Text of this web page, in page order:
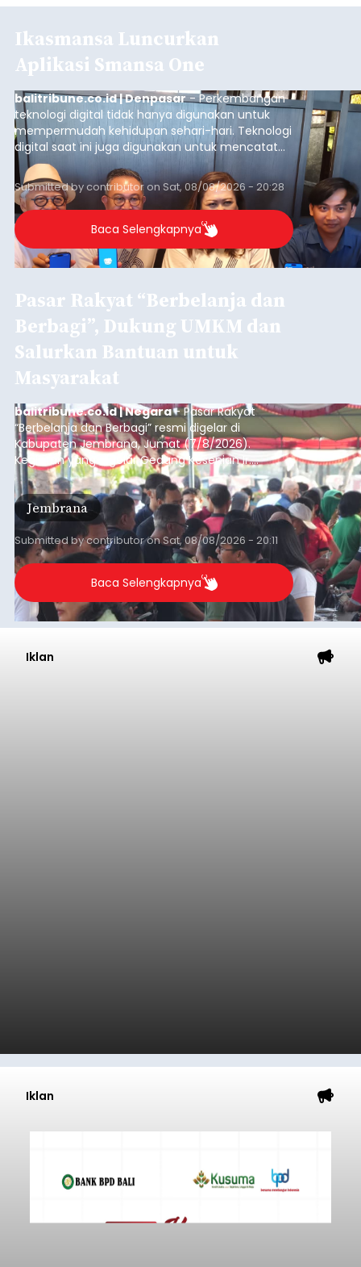
Ikasmansa Luncurkan
Aplikasi Smansa One
balitribune.co.id | Denpasar- Perkembangan
teknologi digital tidak hanya digunakan untuk
mempermudah kehidupan sehari-hari. Teknologi
digital saat ini juga digunakan untuk mencatat
dan mengelola data base alumni dari suatu
sekolah, salah satunya adalah alumni SMA 1
Denpasar.
Submitted bycontributoron Sat, 08/08/2026 - 20:28
Baca Selengkapnya
Pasar Rakyat “Berbelanja dan
Berbagi”, Dukung UMKM dan
Salurkan Bantuan untuk
Masyarakat
balitribune.co.id | Negara- Pasar Rakyat
“Berbelanja dan Berbagi” resmi digelar di
Kabupaten Jembrana, Jumat (7/8/2026).
Kegiatan yang digelar Gedung Kesenian Ir.
Soekarno ini memadukan pemberdayaan
ekonomi masyarakat dengan aksi sosial tersebut
mendapat antusiasme tinggi dan mencatat nilai
transaksi mencapai Rp672.733.200.
Jembrana
Submitted bycontributoronSat, 08/08/2026 - 20:11
Baca Selengkapnya
Iklan
Iklan